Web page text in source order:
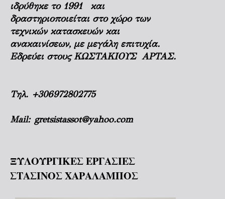
ιδρύθηκε το 1991 και
δραστηριοποιείται στο χώρο των
τεχνικών κατασκευών και
ανακαινίσεων, με μεγάλη επιτυχία.
Εδρεύει στους ΚΩΣΤΑΚΙΟΥΣ ΑΡΤΑΣ.
Τηλ. +306972802775
Mail: gretsistassot@yahoo.com
ΞΥΛΟΥΡΓΙΚΕΣ ΕΡΓΑΣΙΕΣ
ΣΤΑΣΙΝΟΣ ΧΑΡΑΛΑΜΠΟΣ